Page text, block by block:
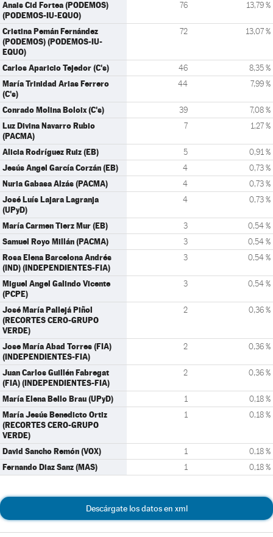
Anais Cid Fortea (PODEMOS)
(PODEMOS-IU-EQUO)
76 13,79 %
Cristina Pemán Fernández
(PODEMOS) (PODEMOS-IU-
EQUO)
72 13,07 %
Carlos Aparicio Tejedor (C's) 46 8,35 %
María Trinidad Arias Ferrero
(C's)
44 7,99 %
Conrado Molina Boloix (C's) 39 7,08 %
Luz Divina Navarro Rubio
(PACMA)
7 1,27 %
Alicia Rodríguez Ruiz (EB) 5 0,91 %
Jesús Angel García Corzán (EB) 4 0,73 %
Nuria Gabasa Alzás (PACMA) 4 0,73 %
José Luís Lajara Lagranja
(UPyD)
4 0,73 %
María Carmen Tierz Mur (EB) 3 0,54 %
Samuel Royo Millán (PACMA) 3 0,54 %
Rosa Elena Barcelona Andrés
(IND) (INDEPENDIENTES-FIA)
3 0,54 %
Miguel Angel Galindo Vicente
(PCPE)
3 0,54 %
José María Pallejá Piñol
(RECORTES CERO-GRUPO
VERDE)
2 0,36 %
Jose María Abad Torres (FIA)
(INDEPENDIENTES-FIA)
2 0,36 %
Juan Carlos Guillén Fabregat
(FIA) (INDEPENDIENTES-FIA)
2 0,36 %
María Elena Bello Brau (UPyD) 1 0,18 %
María Jesús Benedicto Ortiz
(RECORTES CERO-GRUPO
VERDE)
1 0,18 %
David Sancho Remón (VOX) 1 0,18 %
Fernando Diaz Sanz (MAS) 1 0,18 %
Descárgate los datos en xml